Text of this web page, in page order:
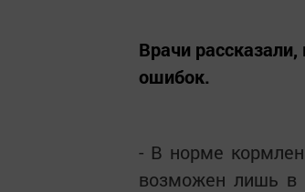
Врачи
ошибок.
- В норме
возможен лишь в